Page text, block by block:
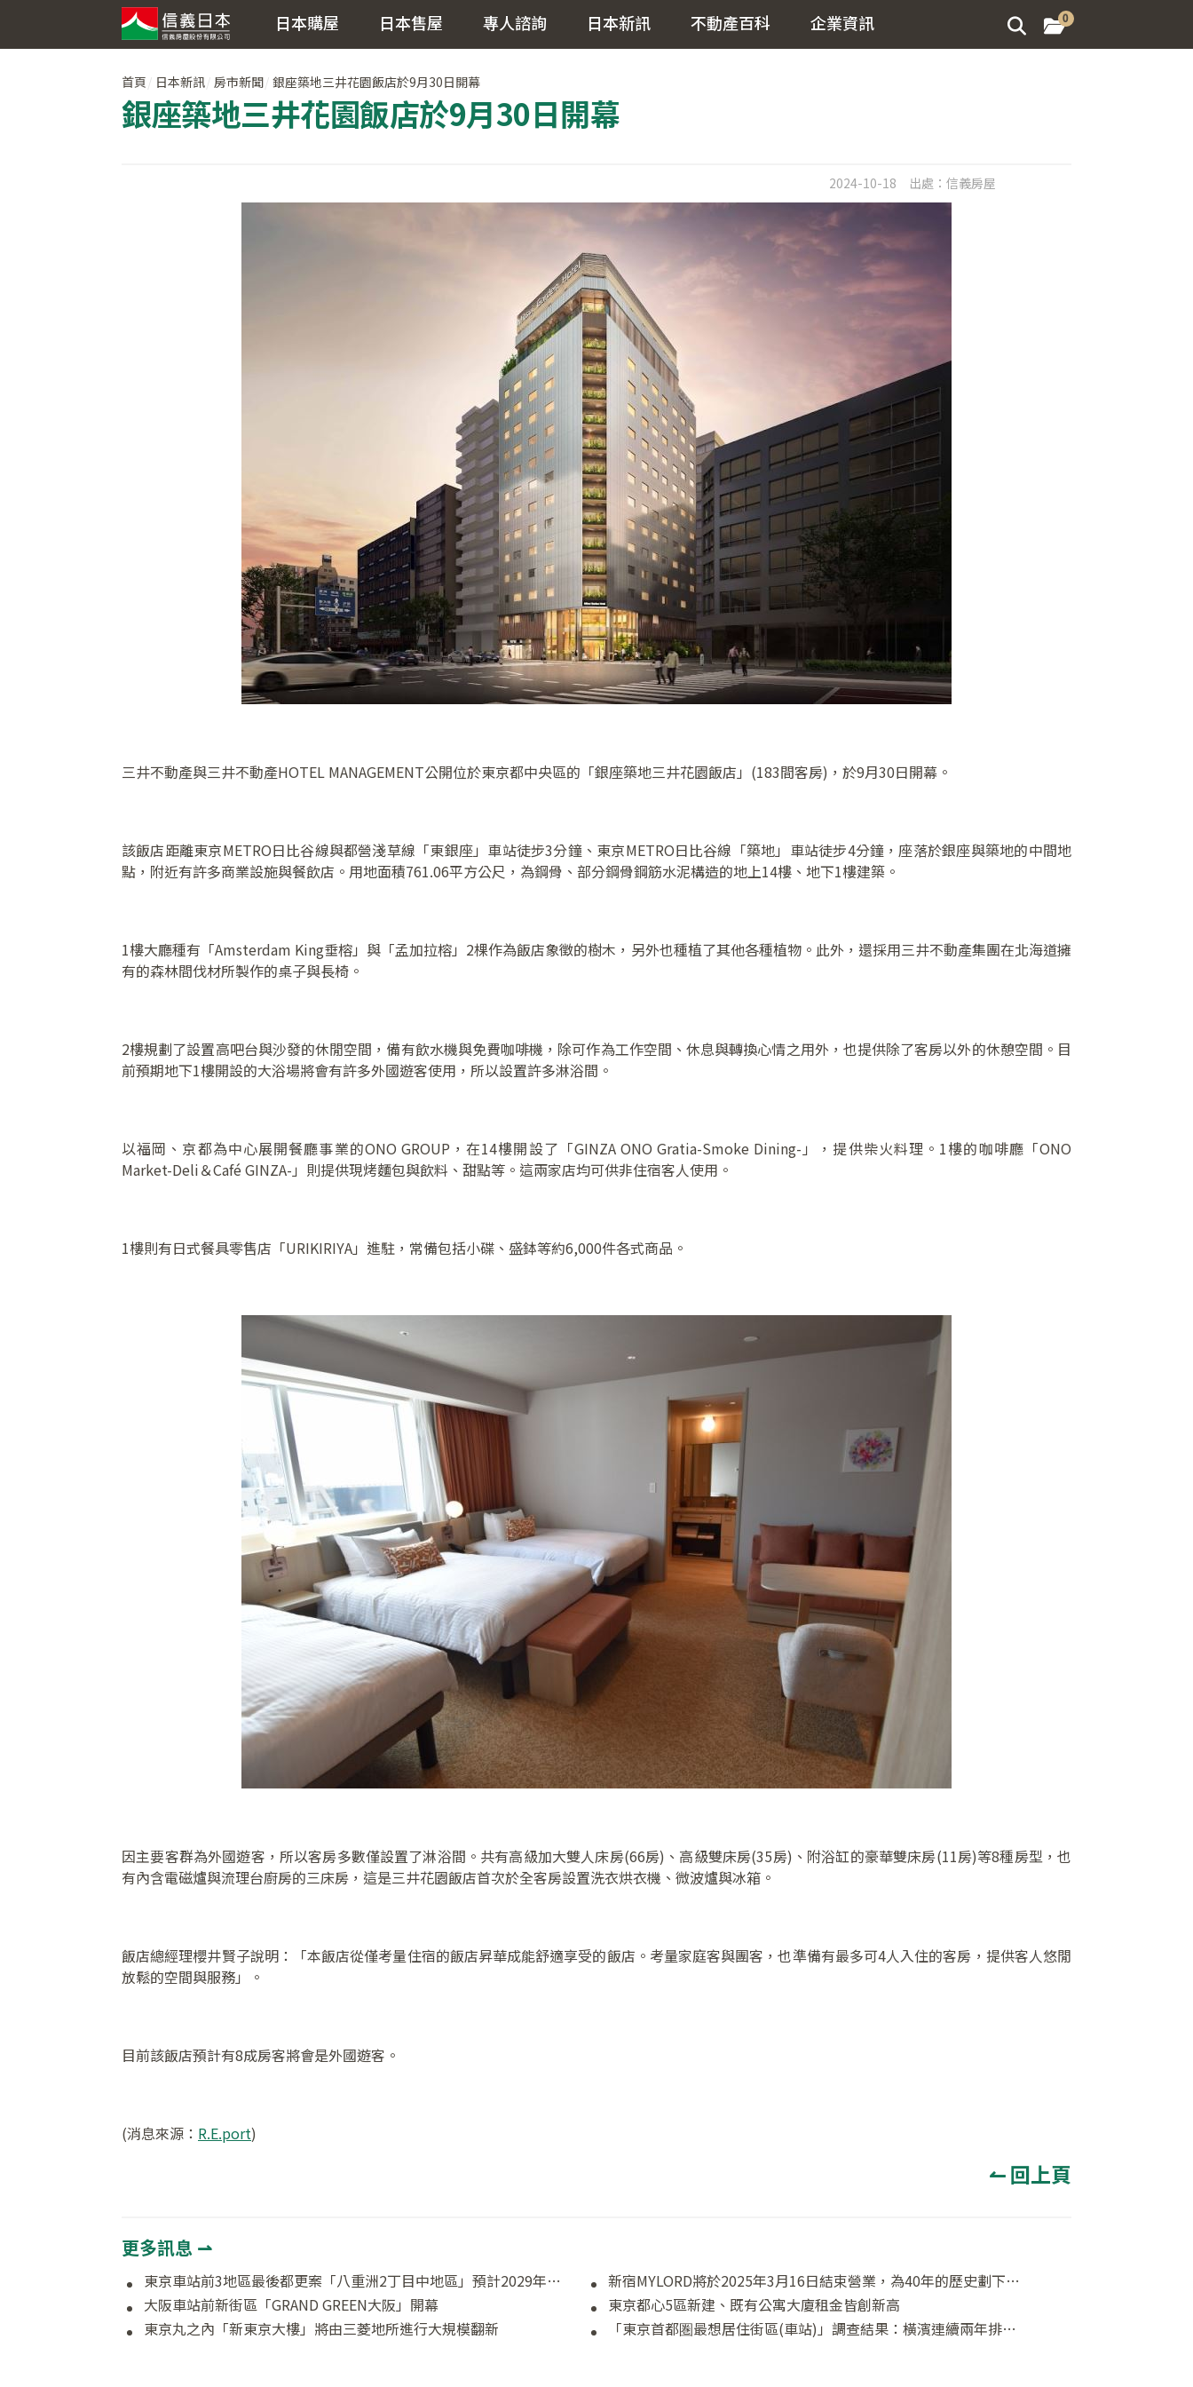
日本購屋 日本售屋 專人諮詢 日本新訊 不動產百科 企業資訊 0
首頁 日本新訊 房市新聞 銀座築地三井花園飯店於9月30日開幕
銀座築地三井花園飯店於9月30日開幕
2024-10-18 出處： 信義房屋
三井不動產與三井不動產HOTEL MANAGEMENT公開位於東京都中央區的「銀座築地三井花園飯店」(183間客房)，於9月30日開幕。
該飯店距離東京METRO日比谷線與都營淺草線「東銀座」車站徒步3分鐘、東京METRO日比谷線「築地」車站徒步4分鐘，座落於銀座與築地的中間地
點，附近有許多商業設施與餐飲店。用地面積761.06平方公尺，為鋼骨、部分鋼骨鋼筋水泥構造的地上14樓、地下1樓建築。
1樓大廳種有「Amsterdam King垂榕」與「孟加拉榕」2棵作為飯店象徵的樹木，另外也種植了其他各種植物。此外，還採用三井不動產集團在北海道擁
有的森林間伐材所製作的桌子與長椅。
2樓規劃了設置高吧台與沙發的休閒空間，備有飲水機與免費咖啡機，除可作為工作空間、休息與轉換心情之用外，也提供除了客房以外的休憩空間。目
前預期地下1樓開設的大浴場將會有許多外國遊客使用，所以設置許多淋浴間。
以福岡、京都為中心展開餐廳事業的ONO GROUP，在14樓開設了「GINZA ONO Gratia-Smoke Dining-」，提供柴火料理。1樓的咖啡廳「ONO
Market-Deli＆Café GINZA-」則提供現烤麵包與飲料、甜點等。這兩家店均可供非住宿客人使用。
1樓則有日式餐具零售店「URIKIRIYA」進駐，常備包括小碟、盛鉢等約6,000件各式商品。
因主要客群為外國遊客，所以客房多數僅設置了淋浴間。共有高級加大雙人床房(66房)、高級雙床房(35房)、附浴缸的豪華雙床房(11房)等8種房型，也
有內含電磁爐與流理台廚房的三床房，這是三井花園飯店首次於全客房設置洗衣烘衣機、微波爐與冰箱。
飯店總經理櫻井賢子說明：「本飯店從僅考量住宿的飯店昇華成能舒適享受的飯店。考量家庭客與團客，也準備有最多可4人入住的客房，提供客人悠閒
放鬆的空間與服務」。
目前該飯店預計有8成房客將會是外國遊客。
(消息來源： R.E.port)
↼ 回上頁
更多訊息 ⇀
東京車站前3地區最後都更案「八重洲2丁目中地區」預計2029年完工
新宿MYLORD將於2025年3月16日結束營業，為40年的歷史劃下句點
大阪車站前新街區「GRAND GREEN大阪」開幕
東京都心5區新建、既有公寓大廈租金皆創新高
東京丸之內「新東京大樓」將由三菱地所進行大規模翻新
「東京首都圏最想居住街區(車站)」調查結果：橫濱連續兩年排名第一